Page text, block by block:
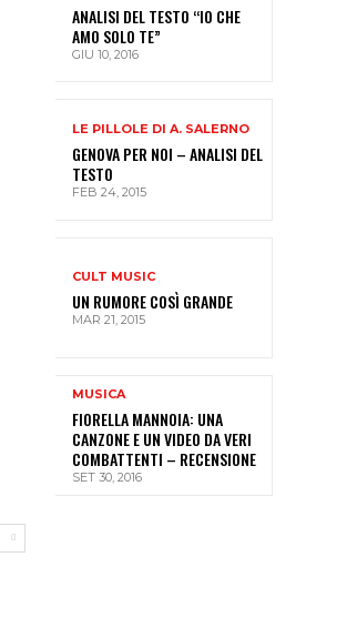
ANALISI DEL TESTO “IO CHE
AMO SOLO TE”
GIU 10, 2016
LE PILLOLE DI A. SALERNO
GENOVA PER NOI – ANALISI DEL
TESTO
FEB 24, 2015
CULT MUSIC
UN RUMORE COSÌ GRANDE
MAR 21, 2015
MUSICA
FIORELLA MANNOIA: UNA
CANZONE E UN VIDEO DA VERI
COMBATTENTI – RECENSIONE
SET 30, 2016